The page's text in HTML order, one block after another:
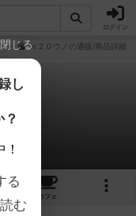
ログイン
Ｈ２Ｏウノの通販/商品詳細
カフェ
閉じる
し
る
む